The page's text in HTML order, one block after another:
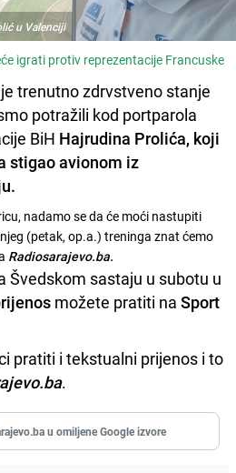
u Valenciji
igrati protiv reprezentacije Francuske
trenutno zdrvstveno stanje
potražili kod portparola
BiH Hajrudina Prolića, koji
stigao avionom iz
nadamo se da će moći nastupiti
(petak, op.a.) treninga znat ćemo
Radiosarajevo.ba.
Švedskom sastaju u subotu u
možete pratiti na Sport
pratiti i tekstualni prijenos i to
.
u omiljene Google izvore